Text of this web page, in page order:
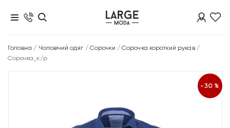
Головна / Чоловічий одяг / Сорочки /Сорочка короткий рукав/
Сорочка_к/р
-30%